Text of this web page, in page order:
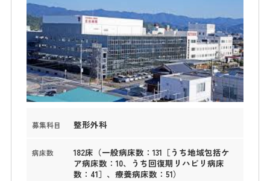
募集科目 整形外科
病床数
182床（一般病床数：131［うち地域包括ケ
ア病床数：10、うち回復期リハビリ病床
数：41］、療養病床数：51）